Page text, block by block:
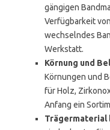
gängigen
Verfügbarkeit
wechselndes
Werkstatt.
Körnung und
Körnungen und
für Holz,
Anfang ein
Trägermaterial